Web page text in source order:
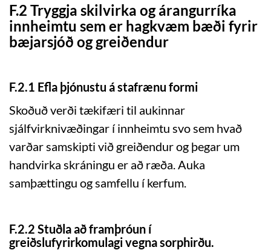
F.2 Tryggja skilvirka og árangurríka
innheimtu sem er hagkvæm bæði fyrir
bæjarsjóð og greiðendur
F.2.1 Efla þjónustu á stafrænu formi
Skoðuð verði tækifæri til aukinnar
sjálfvirknivæðingar í innheimtu svo sem hvað
varðar samskipti við greiðendur og þegar um
handvirka skráningu er að ræða. Auka
samþættingu og samfellu í kerfum.
F.2.2 Stuðla að framþróun í
greiðslufyrirkomulagi vegna sorphirðu.